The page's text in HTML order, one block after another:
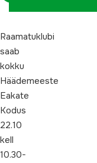
Raamatuklubi
saab
kokku
Häädemeeste
Eakate
Kodus
22.10
kell
10.30-